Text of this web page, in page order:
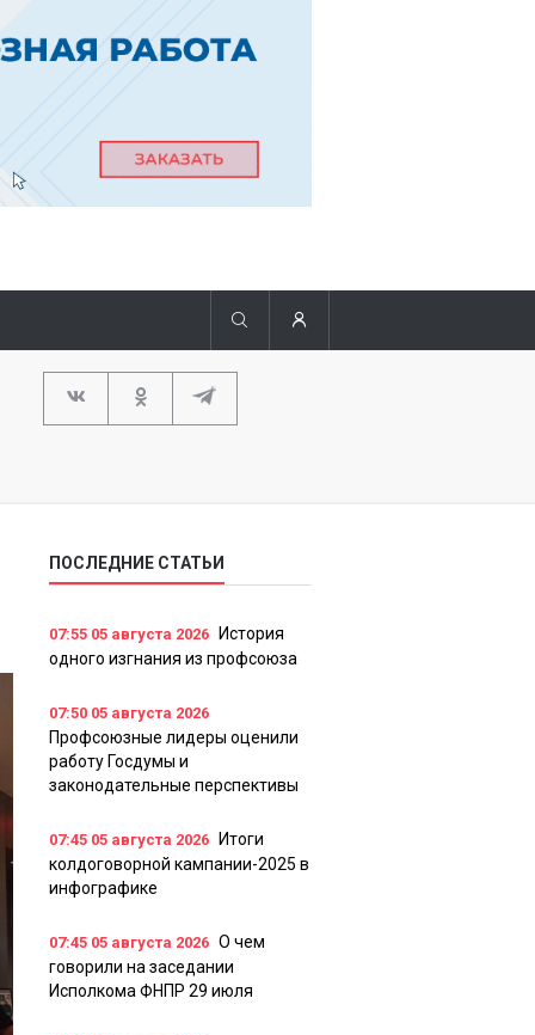
ПОСЛЕДНИЕ СТАТЬИ
07:55 05 августа 2026
История
одного изгнания из профсоюза
07:50 05 августа 2026
Профсоюзные лидеры оценили
работу Госдумы и
законодательные перспективы
07:45 05 августа 2026
Итоги
колдоговорной кампании-2025 в
инфографике
07:45 05 августа 2026 О чем
говорили на заседании
Исполкома ФНПР 29 июля